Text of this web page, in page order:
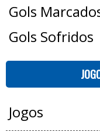
Gols
Gols Sofridos
Jogos